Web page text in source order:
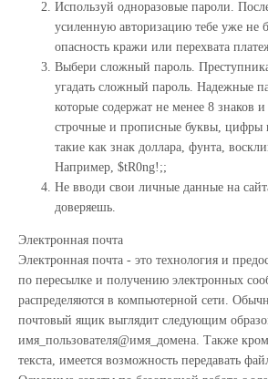
Используй одноразовые пароли.
усиленную авторизацию тебе уже не
опасность кражи или перехвата
Выбери сложный пароль.
угадать сложный пароль. Надежные
которые содержат не менее 8 знаков
строчные и прописные буквы, цифры
такие как знак доллара, фунта,
Например, $tR0ng!;;
Не вводи свои личные данные на
доверяешь.
Электронная почта
Электронная почта - это технология и
по пересылке и получению электронных
распределяются в компьютерной сети.
почтовый ящик выглядит следующим
имя_пользователя@имя_домена. Также
текста, имеется возможность передавать